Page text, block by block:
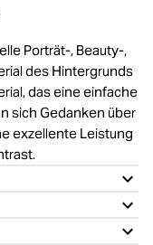
Porträt-, Beauty-,
des Hintergrunds
das eine einfache
sich Gedanken über
exzellente Leistung